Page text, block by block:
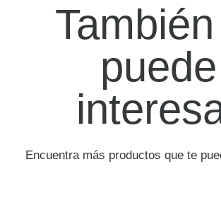
puede
Encuentra más productos que te